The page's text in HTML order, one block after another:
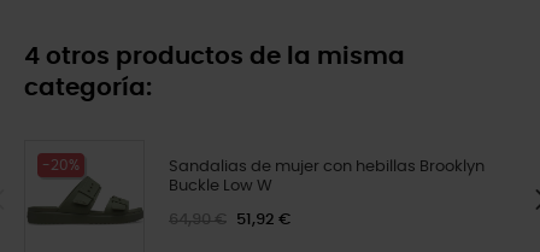
4 otros productos de la misma
categoría:
-20%
Sandalias de mujer con hebillas Brooklyn
Buckle Low W
64,90 € 51,92 €